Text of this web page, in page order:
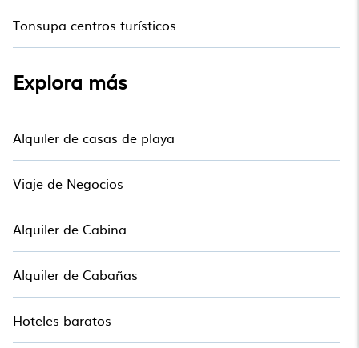
Tonsupa centros turísticos
Explora más
Alquiler de casas de playa
Viaje de Negocios
Alquiler de Cabina
Alquiler de Cabañas
Hoteles baratos